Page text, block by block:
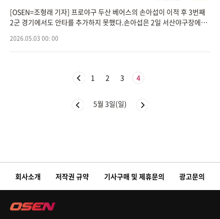
[OSEN=조형래 기자] 프로야구 두산 베어스의 손아섭이 이적 후 3번째
2군 경기에서도 안타를 추가하지 못했다.손아섭은 2일 서산야구장에서
자로 선발 출장했지만
2026.05.03 00: 00
1 2 3 4
5월 3일(일)
회사소개 저작권 규약 기사구매 및 제휴문의 광고문의